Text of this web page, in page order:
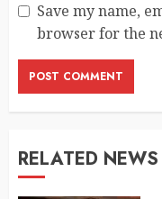
Save my name,
browser for the
RELATED NEWS